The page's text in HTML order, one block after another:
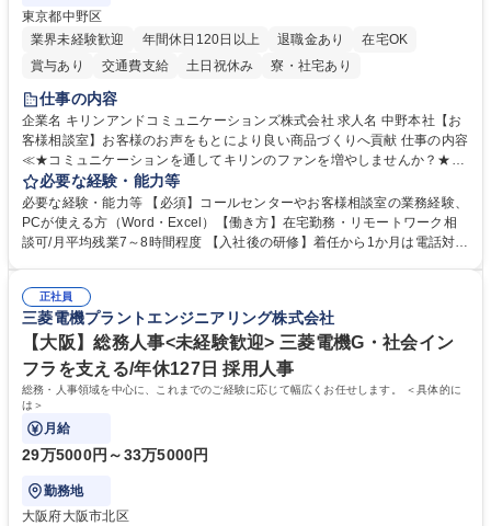
東京都中野区
業界未経験歓迎
年間休日120日以上 退職金あり
在宅OK
賞与あり
交通費支給 土日祝休み 寮・社宅あり
仕事の内容
企業名 キリンアンドコミュニケーションズ株式会社 求人名 中野本社【お
客様相談室】お客様のお声をもとにより良い商品づくりへ貢献 仕事の内容
≪★コミュニケーションを通してキリンのファンを増やしませんか？★≫
お客様のお声をより良い商品づくりに活かしていく上で、窓口となるお客
様相談室でのお仕事です。 日々お客様からいただくキリングループへのご
意見を、企業活動に活かしています。お客様からの声に迅速かつ誠意をも
って対応、情報提供するとともにグループ内活動に反映しています。 【具
平均100件前後■メール・手紙：同上40件前後 募集職種 中野本社【お客様
相談室】お客様のお声をもとにより良い商品づくりへ貢献
必要な経験・能力等
必要な経験・能力等 【必須】コールセンターやお客様相談室の業務経験、
PCが使える方（Word・Excel）【働き方】在宅勤務・リモートワーク相
談可/月平均残業7～8時間程度 【入社後の研修】着任から1か月は電話対応
すのでご安心ください。 【当社について】キリングループの広報機能を担
う会社として、お客様との出会いを大切にし、磨き上げたホスピタリティ
を込めてコミュニケーションをとりながら広報関連業務を行っておりま
す。 学歴・資格 学歴：大学院 大学 高専 短大 専修学校 高校 語学力： 資
格：
正社員
三菱電機プラントエンジニアリング株式会社
【大阪】総務人事<未経験歓迎> 三菱電機G・社会イン
フラを支える/年休127日 採用人事
総務・人事領域を中心に、これまでのご経験に応じて幅広くお任せします。 ＜具体的に
は＞
月給
29万5000円～33万5000円
勤務地
大阪府大阪市北区